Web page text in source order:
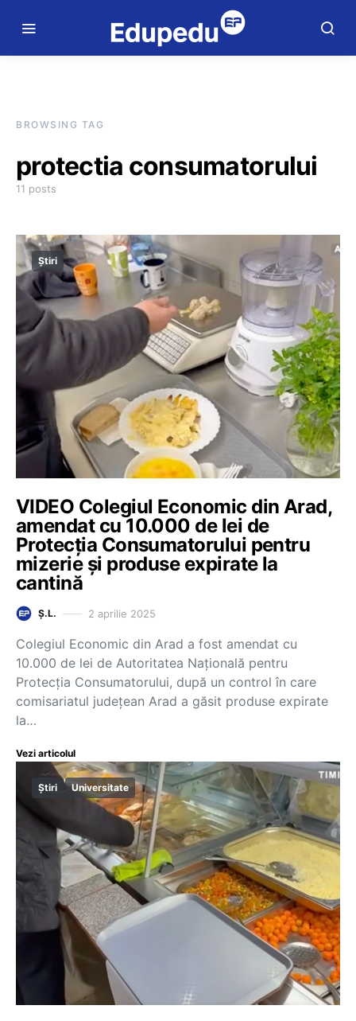
BROWSING TAG
protectia consumatorului
11 posts
Știri
VIDEO Colegiul Economic din Arad,
amendat cu 10.000 de lei de
Protecția Consumatorului pentru
mizerie și produse expirate la
cantină
Ș.L. 2 aprilie 2025
Colegiul Economic din Arad a fost amendat cu
10.000 de lei de Autoritatea Națională pentru
Protecția Consumatorului, după un control în care
comisariatul județean Arad a găsit produse expirate
la…
Vezi articolul
Știri Universitate